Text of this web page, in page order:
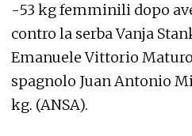
-53 kg femminili dopo
contro la serba Vanja
Emanuele Vittorio
spagnolo Juan Antonio
kg. (ANSA).